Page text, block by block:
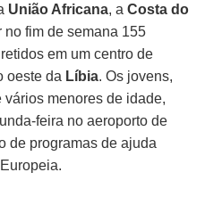
União Africana, aCosta do
no fim de semana 155
em um centro de
oeste da Líbia. Os jovens,
menores de idade,
feira no aeroporto de
de programas de ajuda